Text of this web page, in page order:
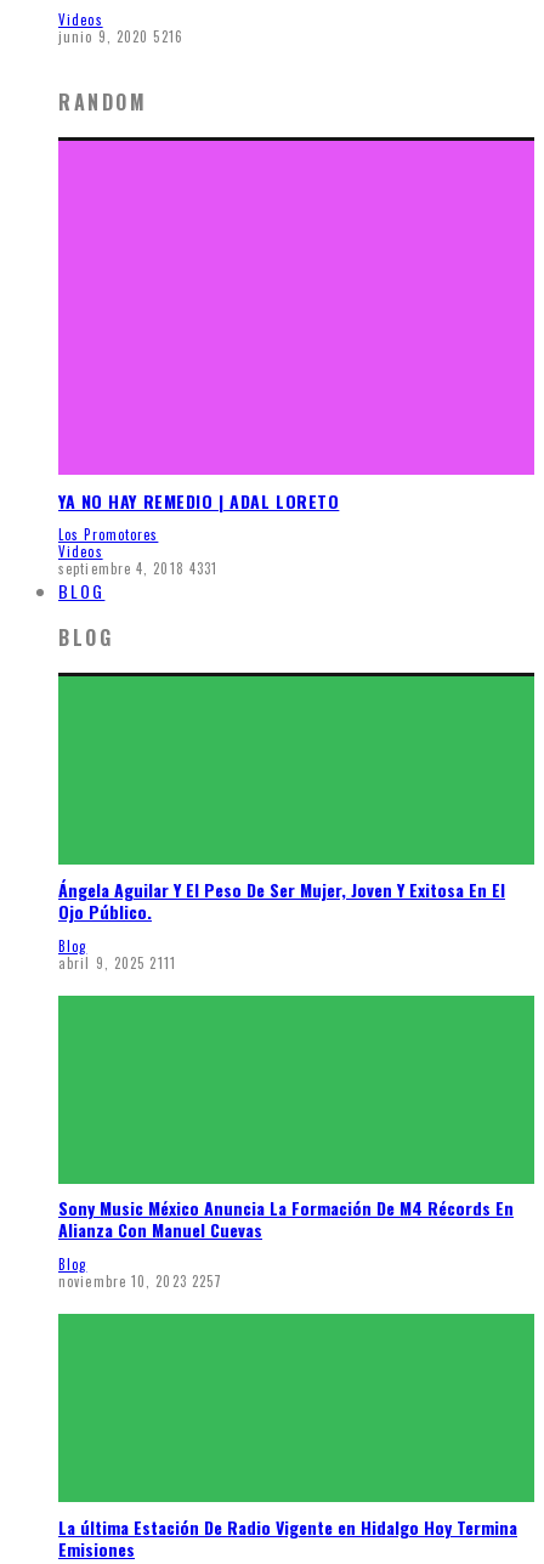
Videos
junio 9, 2020 5216
RANDOM
YA NO HAY REMEDIO | ADAL LORETO
Los Promotores
Videos
septiembre 4, 2018 4331
BLOG
BLOG
Ángela Aguilar Y El Peso De Ser Mujer, Joven Y Exitosa En El
Ojo Público.
Blog
abril 9, 2025 2111
Sony Music México Anuncia La Formación De M4 Récords En
Alianza Con Manuel Cuevas
Blog
noviembre 10, 2023 2257
La última Estación De Radio Vigente en Hidalgo Hoy Termina
Emisiones